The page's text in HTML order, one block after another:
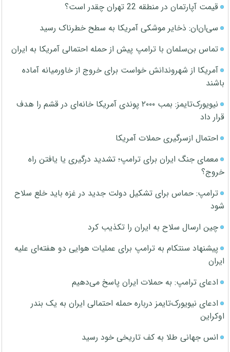
قیمت آپارتمان در منطقه 22 تهران چقدر است؟
سی‌ان‌ان: ذخایر موشکی آمریکا به سطح خطرناک رسید
تماس بن‌سلمان با ترامپ پیش از حمله احتمالی آمریکا به ایران
آمریکا از شهروندانش خواست برای خروج از خاورمیانه آماده
باشند
نیویورک‌تایمز: بمب ۲۰۰۰ پوندی آمریکا خانه‌ای در قشم را هدف
قرار داد
احتمال ازسرگیری حملات آمریکا
معمای جنگ ایران برای ترامپ؛ تشدید درگیری یا یافتن راه
خروج؟
ترامپ: حماس برای تشکیل دولت جدید در غزه باید خلع سلاح
شود
چین ارسال سلاح به ایران را تکذیب کرد
پیشنهاد سنتکام به ترامپ برای عملیات هوایی دو هفته‌ای علیه
ایران
ادعای ترامپ: به حملات ایران پاسخ می‌دهیم
ادعای نیویورک‌تایمز درباره حمله احتمالی ایران به یک بندر
اوکراین
انس جهانی طلا به کف تاریخی خود رسید